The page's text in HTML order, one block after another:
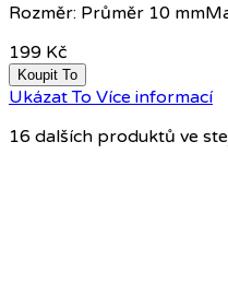
Rozměr: Průměr 10
199 Kč
Koupit To
Ukázat To Více informací
16 dalších produktů ve